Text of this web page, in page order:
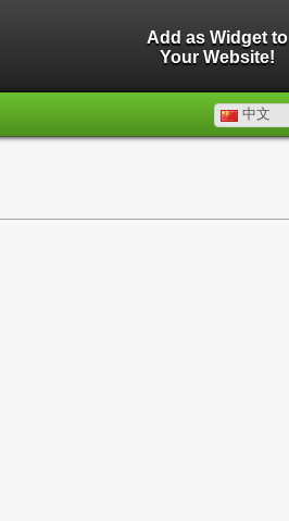
Add as Widget to
Your Website!
中文